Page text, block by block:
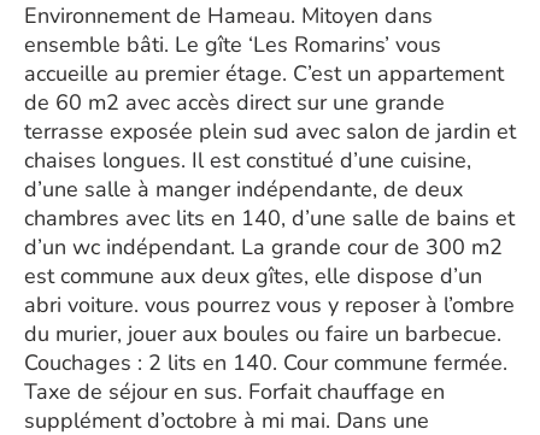
Environnement de Hameau. Mitoyen dans
ensemble bâti. Le gîte ‘Les Romarins’ vous
accueille au premier étage. C’est un appartement
de 60 m2 avec accès direct sur une grande
terrasse exposée plein sud avec salon de jardin et
chaises longues. Il est constitué d’une cuisine,
d’une salle à manger indépendante, de deux
chambres avec lits en 140, d’une salle de bains et
d’un wc indépendant. La grande cour de 300 m2
est commune aux deux gîtes, elle dispose d’un
abri voiture. vous pourrez vous y reposer à l’ombre
du murier, jouer aux boules ou faire un barbecue.
Couchages : 2 lits en 140. Cour commune fermée.
Taxe de séjour en sus. Forfait chauffage en
supplément d’octobre à mi mai. Dans une